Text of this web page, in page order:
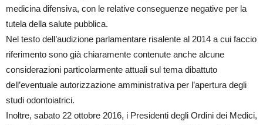
medicina difensiva, con le relative conseguenze negative per la
tutela della salute pubblica.
Nel testo dell’audizione parlamentare risalente al 2014 a cui faccio
riferimento sono già chiaramente contenute anche alcune
considerazioni particolarmente attuali sul tema dibattuto
dell’eventuale autorizzazione amministrativa per l’apertura degli
studi odontoiatrici.
Inoltre, sabato 22 ottobre 2016, i Presidenti degli Ordini dei Medici,